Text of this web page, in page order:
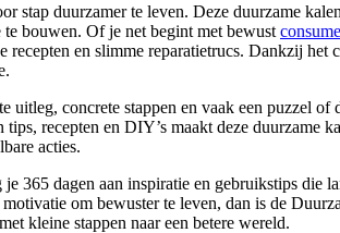
duurzamer te leven. Deze duurzame
bouwen. Of je net begint met bewust
en slimme reparatietrucs. Dankzij het
concrete stappen en vaak een puzzel
recepten en DIY’s maakt deze
acties.
dagen aan inspiratie en gebruikstips die
om bewuster te leven, dan is de
kleine stappen naar een betere wereld.